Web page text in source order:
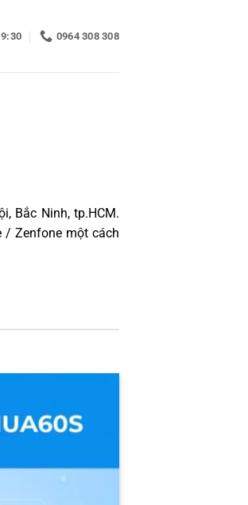
0964 308 308
Bắc Ninh, tp.HCM.
/ Zenfone một cách